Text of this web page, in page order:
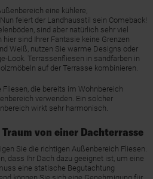
eine kühlere,
feiert der Landhausstil sein Comeback!
sind aber natürlich sehr viel
sind Ihrer Fantasie keine Grenzen
Weiß, nutzen Sie warme Designs oder
Look. Terrassenfliesen in sandfarben in
auf der Terrasse kombinieren.
die bereits im Wohnbereich
verwenden. Ein solcher
wirkt sehr harmonisch.
von einer Dachterrasse
Sie die richtigen Außenbereich Fliesen.
dass Ihr Dach dazu geeignet ist, um eine
eine statische Begutachtung
können Sie sich eine Genehmigung für